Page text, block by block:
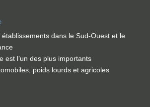
dans le Sud-Ouest et le
est l’un des plus importants
poids lourds et agricoles